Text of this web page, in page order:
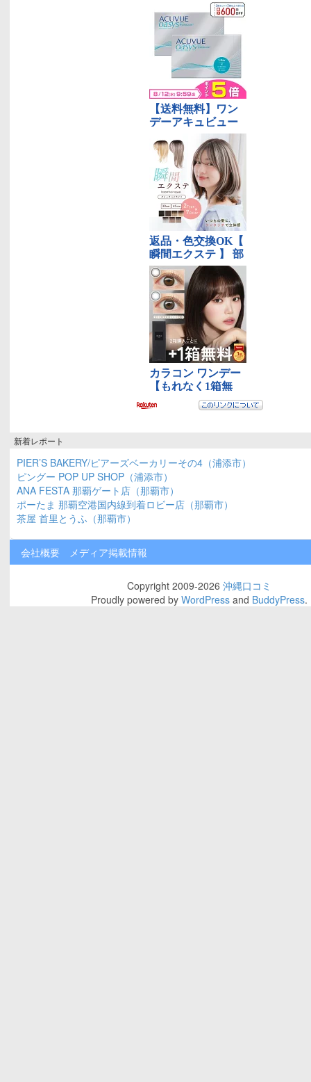
新着レポート
PIER’S BAKERY/ピアーズベーカリーその4（浦添市）
ピングー POP UP SHOP（浦添市）
ANA FESTA 那覇ゲート店（那覇市）
ポーたま 那覇空港国内線到着ロビー店（那覇市）
茶屋 首里とうふ（那覇市）
会社概要 メディア掲載情報
Copyright 2009-2026 沖縄口コミ
Proudly powered by WordPressand BuddyPress.